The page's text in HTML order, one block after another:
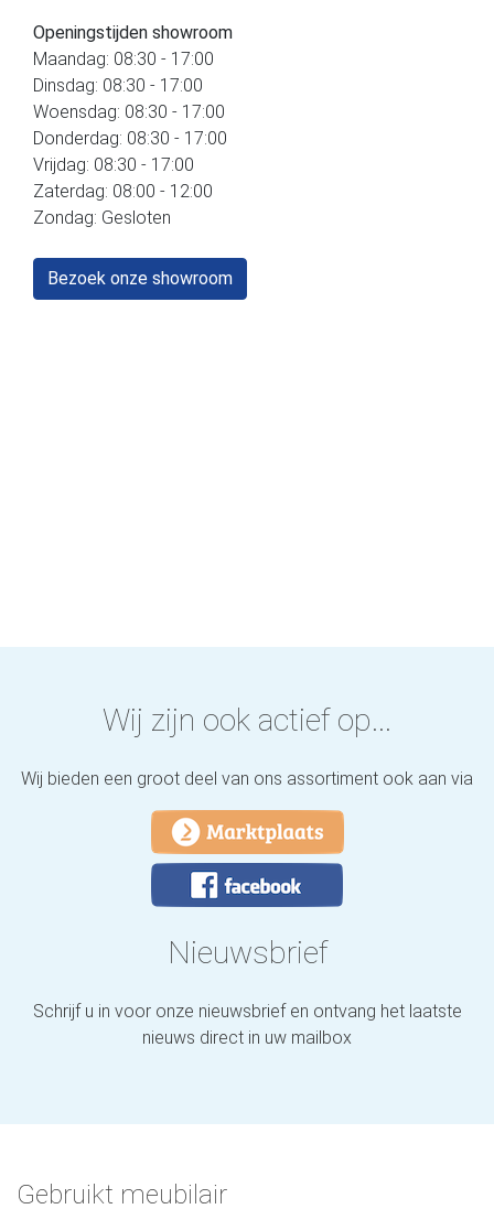
Openingstijden showroom
Maandag: 08:30 - 17:00
Dinsdag: 08:30 - 17:00
Woensdag: 08:30 - 17:00
Donderdag: 08:30 - 17:00
Vrijdag: 08:30 - 17:00
Zaterdag: 08:00 - 12:00
Zondag: Gesloten
Bezoek onze showroom
Wij zijn ook actief op...
Wij bieden een groot deel van ons assortiment ook aan via
Nieuwsbrief
Schrijf u in voor onze nieuwsbrief en ontvang het laatste
nieuws direct in uw mailbox
Gebruikt meubilair